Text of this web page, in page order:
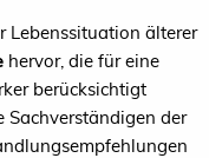
Lebenssituation älterer
hervor, die für eine
berücksichtigt
Sachverständigen der